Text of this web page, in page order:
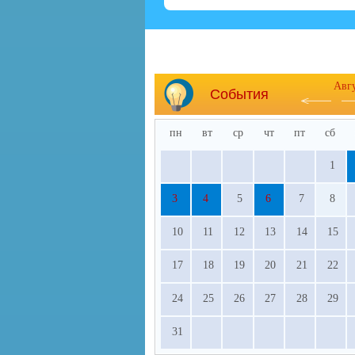
События
пн вт ср чт пт сб
1
3 4 5 6 7 8
10 11 12 13 14 15
17 18 19 20 21 22
24 25 26 27 28 29
31